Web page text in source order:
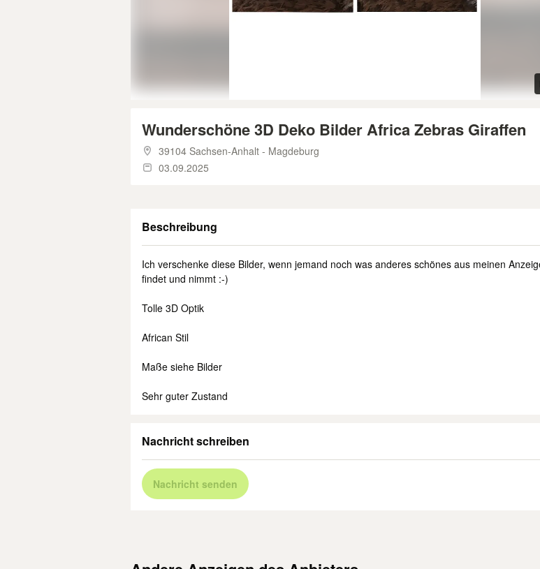
Wunderschöne 3D Deko Bilder Africa Zebras Giraffen
39104 Sachsen-Anhalt - Magdeburg
03.09.2025
Beschreibung
Ich verschenke diese Bilder, wenn jemand noch was anderes schönes aus meinen
findet und nimmt :-)
Tolle 3D Optik
African Stil
Maße siehe Bilder
Sehr guter Zustand
Nachricht schreiben
Nachricht senden